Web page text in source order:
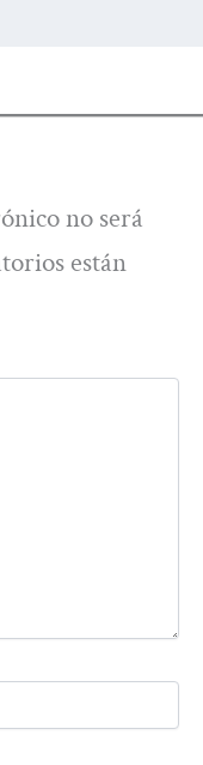
no será
están